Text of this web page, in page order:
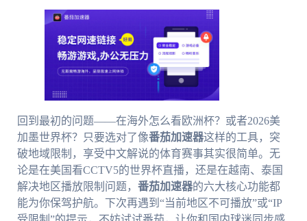
回到最初的问题——在海外怎么看欧洲杯？或者2026美
加墨世界杯？只要选对了像番茄加速器这样的工具，突
破地域限制，享受中文解说的体育赛事其实很简单。无
论是在美国看CCTV5的世界杯直播，还是在越南、泰国
解决地区播放限制问题， 番茄加速器的六大核心功能都
能为你保驾护航。下次再遇到“当前地区不可播放”或“IP